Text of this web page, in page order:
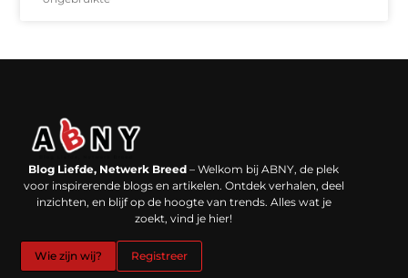
Blog Liefde, Netwerk Breed – Welkom bij ABNY, de plek
voor inspirerende blogs en artikelen. Ontdek verhalen, deel
inzichten, en blijf op de hoogte van trends. Alles wat je
zoekt, vind je hier!
Wie zijn wij? Registreer